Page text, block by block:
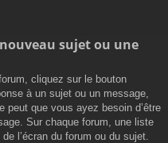
sujet ou une
cliquez sur le bouton
à un sujet ou un message,
peut que vous ayez besoin d’être
Sur chaque forum, une liste
l’écran du forum ou du sujet.